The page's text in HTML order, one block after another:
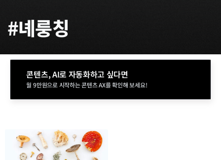
#녜룽칭
콘텐츠, AI로 자동화하고 싶다면
월 9만원으로 시작하는 콘텐츠 AX를 확인해 보세요!